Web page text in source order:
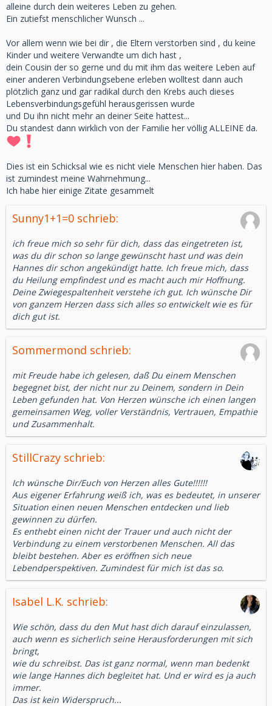
alleine durch dein weiteres Leben zu gehen.
Ein zutiefst menschlicher Wunsch ...
Vor allem wenn wie bei dir , die Eltern verstorben sind , du keine
Kinder und weitere Verwandte um dich hast ,
dein Cousin der so gerne und du mit ihm das weitere Leben auf
einer anderen Verbindungsebene erleben wolltest dann auch
plötzlich ganz und gar radikal durch den Krebs auch dieses
Lebensverbindungsgefühl herausgerissen wurde
und Du ihn nicht mehr an deiner Seite hattest...
Du standest dann wirklich von der Familie her völlig ALLEINE da.
Dies ist ein Schicksal wie es nicht viele Menschen hier haben. Das
ist zumindest meine Wahrnehmung...
Ich habe hier einige Zitate gesammelt
Sunny1+1=0 schrieb:
ich freue mich so sehr für dich, dass das eingetreten ist,
was du dir schon so lange gewünscht hast und was dein
Hannes dir schon angekündigt hatte. Ich freue mich, dass
du Heilung empfindest und es macht auch mir Hoffnung.
Deine Zwiegespaltenheit verstehe ich gut. Ich wünsche Dir
von ganzem Herzen dass sich alles so entwickelt wie es für
dich gut ist.
Sommermond schrieb:
mit Freude habe ich gelesen, daß Du einem Menschen
begegnet bist, der nicht nur zu Deinem, sondern in Dein
Leben gefunden hat. Von Herzen wünsche ich einen langen
gemeinsamen Weg, voller Verständnis, Vertrauen, Empathie
und Zusammenhalt.
StillCrazy schrieb:
Ich wünsche Dir/Euch von Herzen alles Gute!!!!!!
Aus eigener Erfahrung weiß ich, was es bedeutet, in unserer
Situation einen neuen Menschen entdecken und lieb
gewinnen zu dürfen.
Es enthebt einen nicht der Trauer und auch nicht der
Verbindung zu einem verstorbenen Menschen. All das
bleibt bestehen. Aber es eröffnen sich neue
Lebendperspektiven. Zumindest für mich ist das so.
Isabel L.K. schrieb:
Wie schön, dass du den Mut hast dich darauf einzulassen,
auch wenn es sicherlich seine Herausforderungen mit sich
bringt,
wie du schreibst. Das ist ganz normal, wenn man bedenkt
wie lange Hannes dich begleitet hat. Und er wird es ja auch
immer.
Das ist kein Widerspruch...